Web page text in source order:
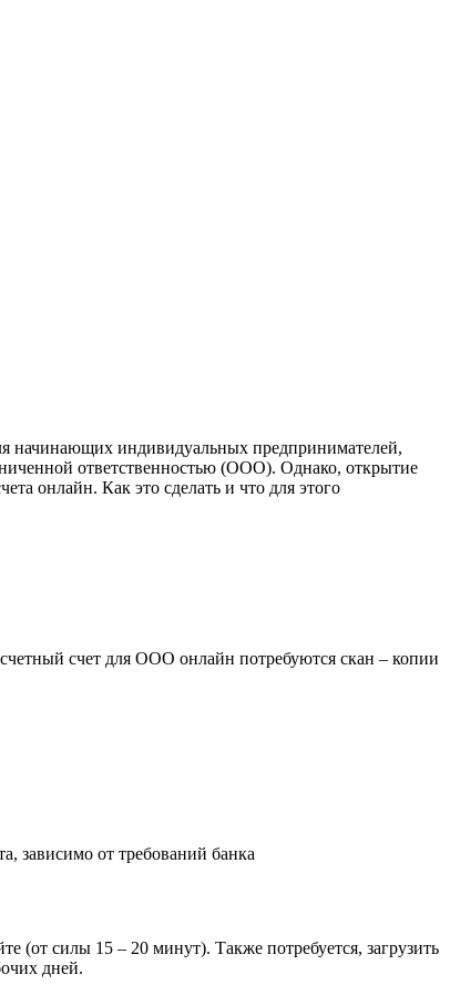
начинающих индивидуальных предпринимателей,
ответственностью (ООО). Однако, открытие
онлайн. Как это сделать и что для этого
счет для ООО онлайн потребуются скан – копии
зависимо от требований банка
(от силы 15 – 20 минут). Также потребуется, загрузить
дней.